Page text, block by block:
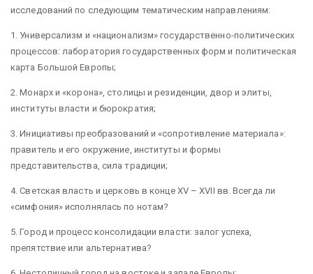
исследований по следующим тематическим направлениям:
1. Универсализм и «национализм» государственно-политических
процессов: лаборатория государственных форм и политическая
карта Большой Европы;
2. Монарх и «корона», столицы и резиденции, двор и элиты,
институты власти и бюрократия;
3. Инициативы преобразований и «сопротивление материала»:
правитель и его окружение, институты и формы
представительства, сила традиции;
4. Светская власть и церковь в конце XV – XVII вв. Всегда ли
«симфония» исполнялась по нотам?
5. Город и процесс консолидации власти: залог успеха,
препятствие или альтернатива?